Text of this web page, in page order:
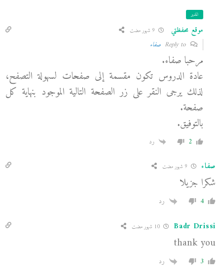
المدير
موقع محفظتي
Reply to صفاء
مرحبا صفاء.
عادة الدروس تكون مقسمة إلى صفحات لسهولة التصفح،
لذلك يرجى النقر على زر الصفحة التالية الموجود بنهاية كل
صفحة.
بالتوفيق.
2 رد
صفاء
شكرا جزيلا
4 رد
Badr Drissi
thank you
3 رد